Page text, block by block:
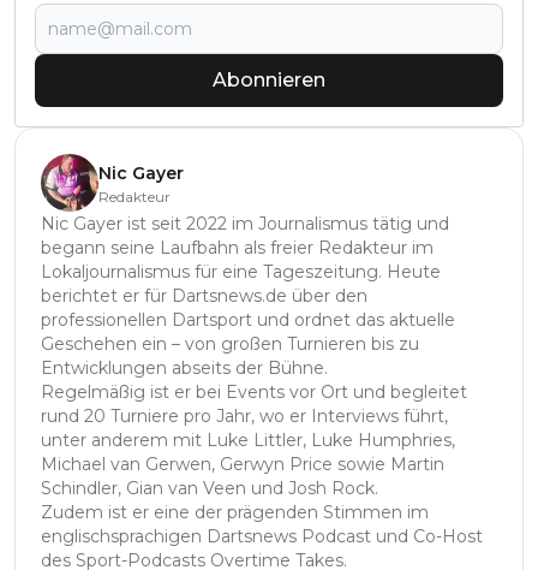
Abonnieren
Nic Gayer
Redakteur
Nic Gayer ist seit 2022 im Journalismus tätig und
begann seine Laufbahn als freier Redakteur im
Lokaljournalismus für eine Tageszeitung. Heute
berichtet er für Dartsnews.de über den
professionellen Dartsport und ordnet das aktuelle
Geschehen ein – von großen Turnieren bis zu
Entwicklungen abseits der Bühne.
Regelmäßig ist er bei Events vor Ort und begleitet
rund 20 Turniere pro Jahr, wo er Interviews führt,
unter anderem mit Luke Littler, Luke Humphries,
Michael van Gerwen, Gerwyn Price sowie Martin
Schindler, Gian van Veen und Josh Rock.
Zudem ist er eine der prägenden Stimmen im
englischsprachigen Dartsnews Podcast und Co-Host
des Sport-Podcasts Overtime Takes.